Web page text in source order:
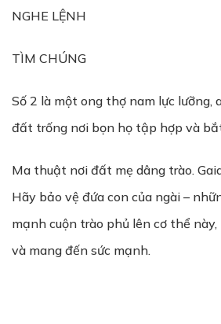
NGHE LỆNH
TÌM CHÚNG
Số 2 là một ong thợ nam lực lưỡng,
đất trống nơi bọn họ tập hợp và
Ma thuật nơi đất mẹ dâng trào.
Hãy bảo vệ đứa con của ngài –
mạnh cuộn trào phủ lên cơ thể
và mang đến sức mạnh.